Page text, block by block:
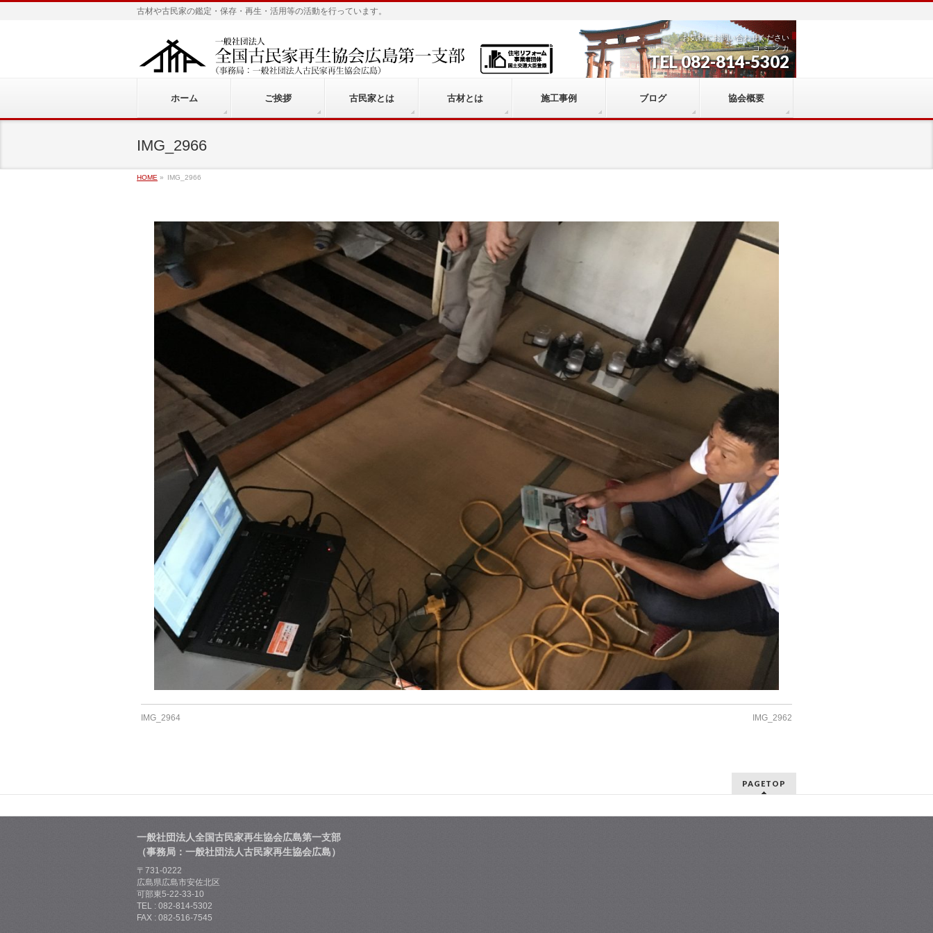
古材や古民家の鑑定・保存・再生・活用等の活動を行っています。
お気軽にお問い合わせください
コ ミ ン カ
TEL 082-814-5302
ホーム ご挨拶 古民家とは 古材とは 施工事例 ブログ 協会概要
IMG_2966
HOME » IMG_2966
IMG_2964 IMG_2962
PAGETOP
一般社団法人全国古民家再生協会広島第一支部
（事務局：一般社団法人古民家再生協会広島）
〒731-0222
広島県広島市安佐北区
可部東5-22-33-10
TEL : 082-814-5302
FAX : 082-516-7545